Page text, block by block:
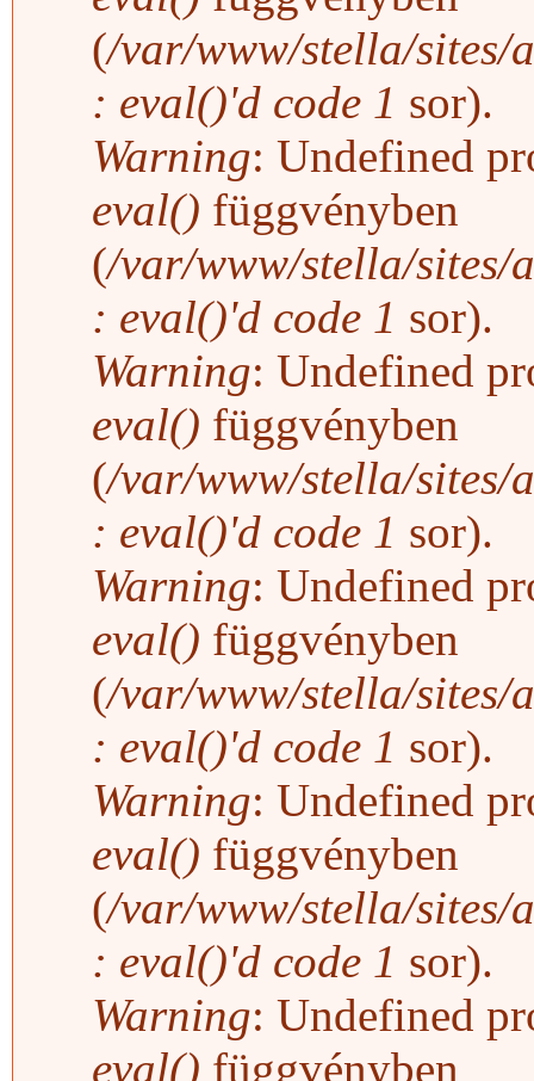
(/var/www/stella/sites/
: eval()'d code 1 sor).
Warning: Undefined
eval() függvényben
(/var/www/stella/sites/
: eval()'d code 1 sor).
Warning: Undefined
eval() függvényben
(/var/www/stella/sites/
: eval()'d code 1 sor).
Warning: Undefined
eval() függvényben
(/var/www/stella/sites/
: eval()'d code 1 sor).
Warning: Undefined
eval() függvényben
(/var/www/stella/sites/
: eval()'d code 1 sor).
Warning: Undefined
eval() függvényben